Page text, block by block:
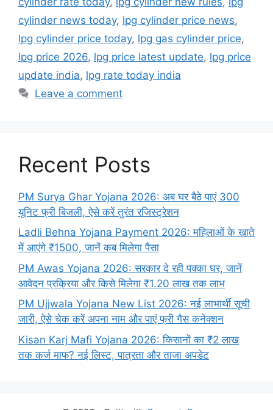
cylinder news today, lpg cylinder price news,
lpg cylinder price today, lpg gas cylinder price,
lpg price 2026, lpg price latest update, lpg price
update india, lpg rate today india
Leave a comment
Recent Posts
PM Surya Ghar Yojana 2026: अब घर बैठे पाएं 300
यूनिट फ्री बिजली, ऐसे करें तुरंत रजिस्ट्रेशन
Ladli Behna Yojana Payment 2026: महिलाओं के खाते
में आएंगे ₹1500, जानें कब मिलेगा पैसा
PM Awas Yojana 2026: सरकार दे रही पक्का घर, जानें
आवेदन प्रक्रिया और किसे मिलेगा ₹1.20 लाख तक लाभ
PM Ujjwala Yojana New List 2026: नई लाभार्थी सूची
जारी, ऐसे चेक करें अपना नाम और पाएं फ्री गैस कनेक्शन
Kisan Karj Mafi Yojana 2026: किसानों का ₹2 लाख
तक कर्ज माफ? नई लिस्ट, पात्रता और ताजा अपडेट